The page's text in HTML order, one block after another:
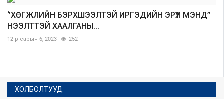
‘’ХӨГЖЛИЙН БЭРХШЭЭЛТЭЙ ИРГЭДИЙН ЭРҮҮЛ МЭНД’’
НЭЭЛТТЭЙ ХААЛГАНЫ...
12-р сарын 6, 2023 252
ХОЛБОЛТУУД